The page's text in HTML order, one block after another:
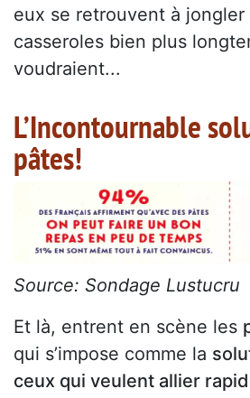
eux se retrouvent à jongler
casseroles bien plus
voudraient...
L’Incontournable
pâtes!
Source: Sondage Lustucru
Et là, entrent en scène les
qui s’impose comme la
ceux qui veulent allier